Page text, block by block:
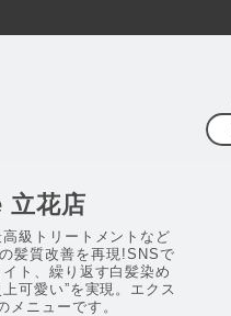
花店
級トリートメントなど
髪質改善を再現!SNSで
ト、繰り返す白髪染め
可愛い”を実現。エクス
メニューです。